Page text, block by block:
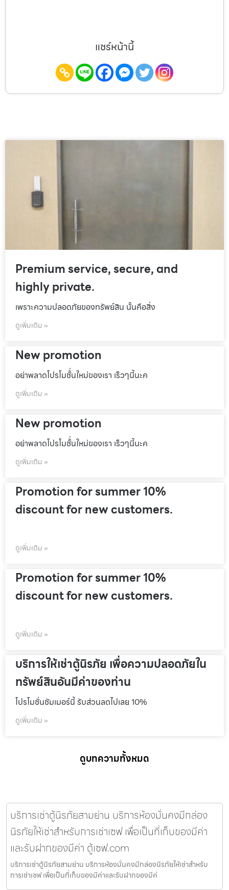
แชร์หน้านี้
Premium service, secure, and
highly private.
เพราะความปลอดภัยของทรัพย์สิน นั้นคือสิ่ง
ดูเพิ่มเติม »
New promotion
อย่าพลาดโปรโมชั้่นใหม่ของเรา เร็วๆนี้นะค
ดูเพิ่มเติม »
New promotion
อย่าพลาดโปรโมชั้่นใหม่ของเรา เร็วๆนี้นะค
ดูเพิ่มเติม »
Promotion for summer 10%
discount for new customers.
ดูเพิ่มเติม »
Promotion for summer 10%
discount for new customers.
ดูเพิ่มเติม »
บริการให้เช่าตู้นิรภัย เพื่อความปลอดภัยใน
ทรัพย์สินอันมีค่าของท่าน
โปรโมชั่นชัมเมอร์นี้ รับส่วนลดไปเลย 10%
ดูเพิ่มเติม »
ดูบทความทั้งหมด
บริการเช่าตู้นิรภัยสามย่าน บริการห้องมั่นคงมีกล่อง
นิรภัยให้เช่าสำหรับการเช่าเซฟ เพื่อเป็นที่เก็บของมีค่า
และรับฝากของมีค่า ตู้เซฟ.com
บริการเช่าตู้นิรภัยสามย่าน บริการห้องมั่นคงมีกล่องนิรภัยให้เช่าสำหรับ
การเช่าเซฟ เพื่อเป็นที่เก็บของมีค่าและรับฝากของมีค่